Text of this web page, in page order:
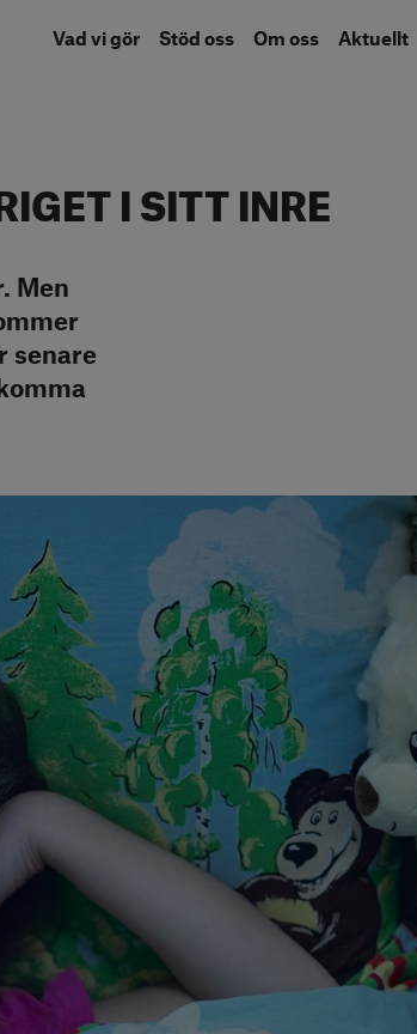
Vad vi gör
Stöd oss Om oss Aktuellt
I SITT INRE
Men
senare